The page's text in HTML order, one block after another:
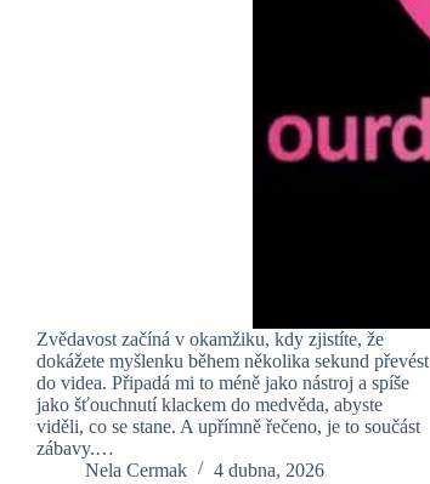
Zvědavost začíná v okamžiku, kdy zjistíte, že
dokážete myšlenku během několika sekund převést
do videa. Připadá mi to méně jako nástroj a spíše
jako šťouchnutí klackem do medvěda, abyste
viděli, co se stane. A upřímně řečeno, je to součást
zábavy.…
Nela Cermak
4 dubna, 2026